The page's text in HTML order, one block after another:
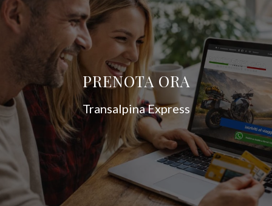
PRENOTA ORA
Transalpina Express